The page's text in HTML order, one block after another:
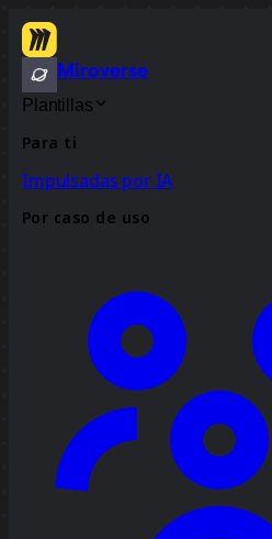
Miroverse
Plantillas
Para ti
Impulsadas por IA
Por caso de uso